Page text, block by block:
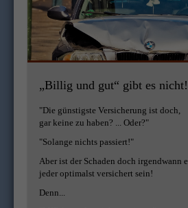
„Billig und gut“ gibt es nicht!
"Die günstigste Versicherung ist doch,
gar keine zu haben? ... Oder?"
"Solange nichts passiert!"
Aber ist der Schaden doch irgendwann
jeder optimalst versichert sein!
Denn...